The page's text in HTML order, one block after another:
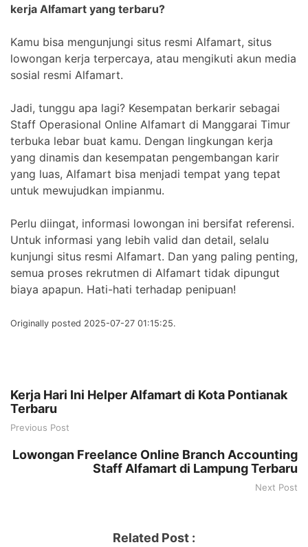
kerja Alfamart yang terbaru?
Kamu bisa mengunjungi situs resmi Alfamart, situs
lowongan kerja terpercaya, atau mengikuti akun media
sosial resmi Alfamart.
Jadi, tunggu apa lagi? Kesempatan berkarir sebagai
Staff Operasional Online Alfamart di Manggarai Timur
terbuka lebar buat kamu. Dengan lingkungan kerja
yang dinamis dan kesempatan pengembangan karir
yang luas, Alfamart bisa menjadi tempat yang tepat
untuk mewujudkan impianmu.
Perlu diingat, informasi lowongan ini bersifat referensi.
Untuk informasi yang lebih valid dan detail, selalu
kunjungi situs resmi Alfamart. Dan yang paling penting,
semua proses rekrutmen di Alfamart tidak dipungut
biaya apapun. Hati-hati terhadap penipuan!
Originally posted 2025-07-27 01:15:25.
Kerja Hari Ini Helper Alfamart di Kota Pontianak
Terbaru
Previous Post
Lowongan Freelance Online Branch Accounting
Staff Alfamart di Lampung Terbaru
Next Post
Related Post :